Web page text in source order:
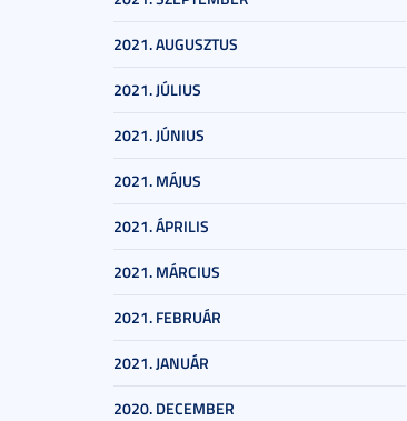
2021. AUGUSZTUS
2021. JÚLIUS
2021. JÚNIUS
2021. MÁJUS
2021. ÁPRILIS
2021. MÁRCIUS
2021. FEBRUÁR
2021. JANUÁR
2020. DECEMBER